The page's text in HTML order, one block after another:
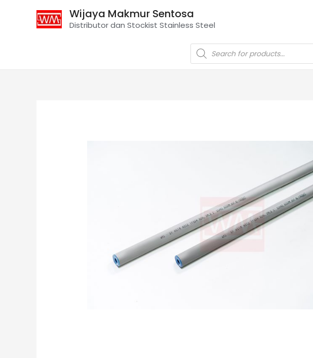
Wijaya Makmur Sentosa
Distributor dan Stockist Stainless Steel